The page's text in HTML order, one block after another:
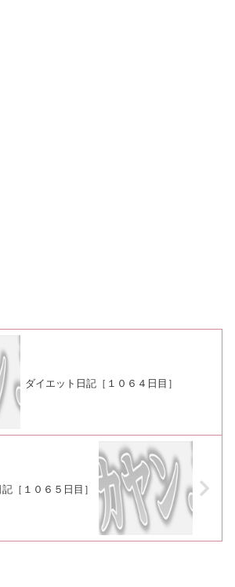
ダイエット日記［１０６４日目］
［１０６５日目］